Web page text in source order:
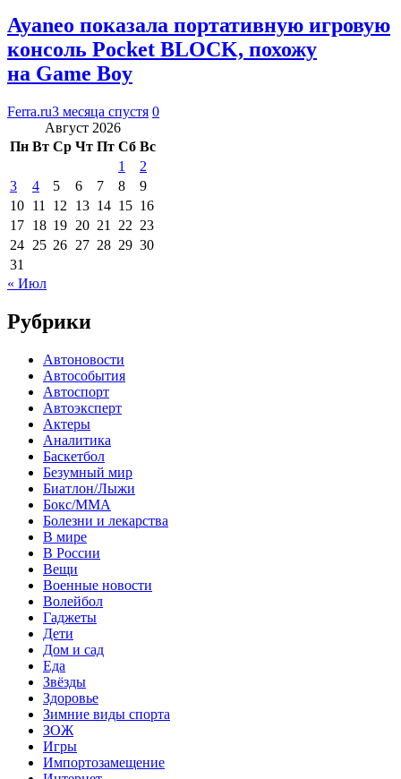
Ayaneo показала портативную игровую
консоль Pocket BLOCK, похожу
на Game Boy
Ferra.ru3 месяца спустя 0
Август 2026
Пн Вт Ср Чт Пт Сб Вс
1
2
3
4 5 6 7 8
9
10 11 12 13 14 15 16
17 18 19 20 21 22 23
24 25 26 27 28 29 30
31
« Июл
Рубрики
Автоновости
Автособытия
Автоспорт
Автоэксперт
Актеры
Аналитика
Баскетбол
Безумный мир
Биатлон/Лыжи
Бокс/MMA
Болезни и лекарства
В мире
В России
Вещи
Военные новости
Волейбол
Гаджеты
Дети
Дом и сад
Еда
Звёзды
Здоровье
Зимние виды спорта
ЗОЖ
Игры
Импортозамещение